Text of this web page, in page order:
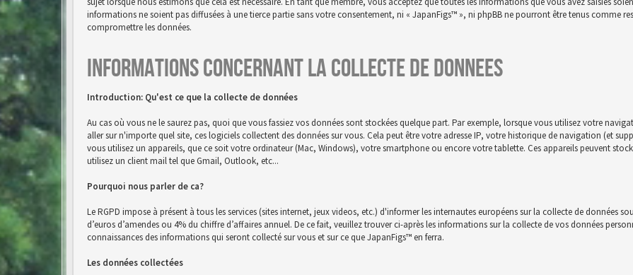
informations ne soient pas diffusées à une tierce partie sans votre consentement, ni « JapanFigs™ », ni phpBB ne pourront être tenus comme
compromettre les données.
Informations concernant la collecte de donnees
Introduction: Qu'est ce que la collecte de données
Au cas où vous ne le saurez pas, quoi que vous fassiez vos données sont stockées quelque part. Par exemple, lorsque vous utilisez votre
aller sur n'importe quel site, ces logiciels collectent des données sur vous. Cela peut être votre adresse IP, votre historique de navigation (et
vous utilisez un appareils, que ce soit votre ordinateur (Mac, Windows), votre smartphone ou encore votre tablette. Ces appareils peuvent
utilisez un client mail tel que Gmail, Outlook, etc...
Pourquoi nous parler de ca?
Le RGPD impose à présent à tous les services (sites internet, jeux videos, etc.) d'informer les internautes européens sur la collecte de données
d’euros d’amendes ou 4% du chiffre d’affaires annuel. De ce fait, veuillez trouver ci-après les informations sur la collecte de vos données
connaissances des informations qui seront collecté sur vous et sur ce que JapanFigs™ en ferra.
Les données collectées